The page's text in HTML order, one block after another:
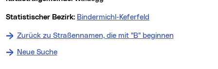
Statistischer Bezirk: Bindermichl-Keferfeld
Zurück zu Straßennamen, die mit "B" beginnen
Neue Suche